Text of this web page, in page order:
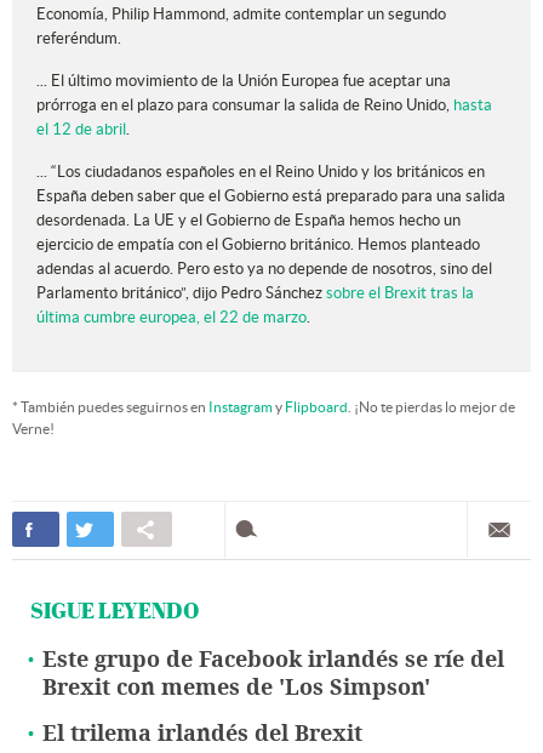
Economía, Philip Hammond, admite contemplar un segundo
referéndum.
... El último movimiento de la Unión Europea fue aceptar una
prórroga en el plazo para consumar la salida de Reino Unido, hasta
el 12 de abril
... “Los ciudadanos españoles en el Reino Unido y los británicos en
España deben saber que el Gobierno está preparado para una salida
desordenada. La UE y el Gobierno de España hemos hecho un
ejercicio de empatía con el Gobierno británico. Hemos planteado
adendas al acuerdo. Pero esto ya no depende de nosotros, sino del
Parlamento británico”, dijo Pedro Sánchez sobre el Brexit tras la
última cumbre europea, el 22 de marzo
* También puedes seguirnos en Instagramy Flipboard . ¡No te pierdas lo mejor de
Verne!
SIGUE LEYENDO
Este grupo de Facebook irlandés se ríe del
Brexit con memes de 'Los Simpson'
El trilema irlandés del Brexit